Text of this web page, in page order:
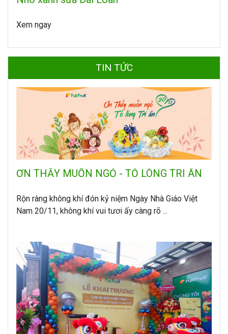
Xem ngay
TIN TỨC
ƠN THẦY MUỐN NGỎ - TỎ LÒNG TRI ÂN
Rộn ràng không khí đón kỷ niệm Ngày Nhà Giáo Việt
Nam 20/11, không khí vui tươi ấy càng rõ ...